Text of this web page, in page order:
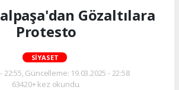
Gözaltılara
Protesto
SIYASET
22:55, Güncelleme: 19.03.2025 - 22:58
63420+ kez okundu.